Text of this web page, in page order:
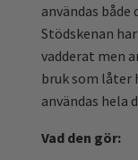
användas både
Stödskenan
vadderat men
bruk som låter
användas hela
Vad den gör: